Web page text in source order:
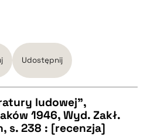
Udostępnij
ludowej",
1946, Wyd. Zakł.
s. 238 : [recenzja]